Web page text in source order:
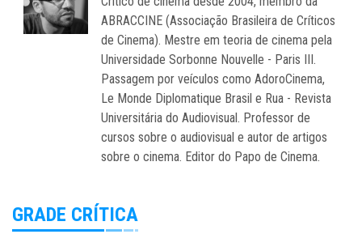
ABRACCINE (Associação Brasileira de Críticos
de Cinema). Mestre em teoria de cinema pela
Universidade Sorbonne Nouvelle - Paris III.
Passagem por veículos como AdoroCinema,
Le Monde Diplomatique Brasil e Rua - Revista
Universitária do Audiovisual. Professor de
cursos sobre o audiovisual e autor de artigos
sobre o cinema. Editor do Papo de Cinema.
GRADE CRÍTICA